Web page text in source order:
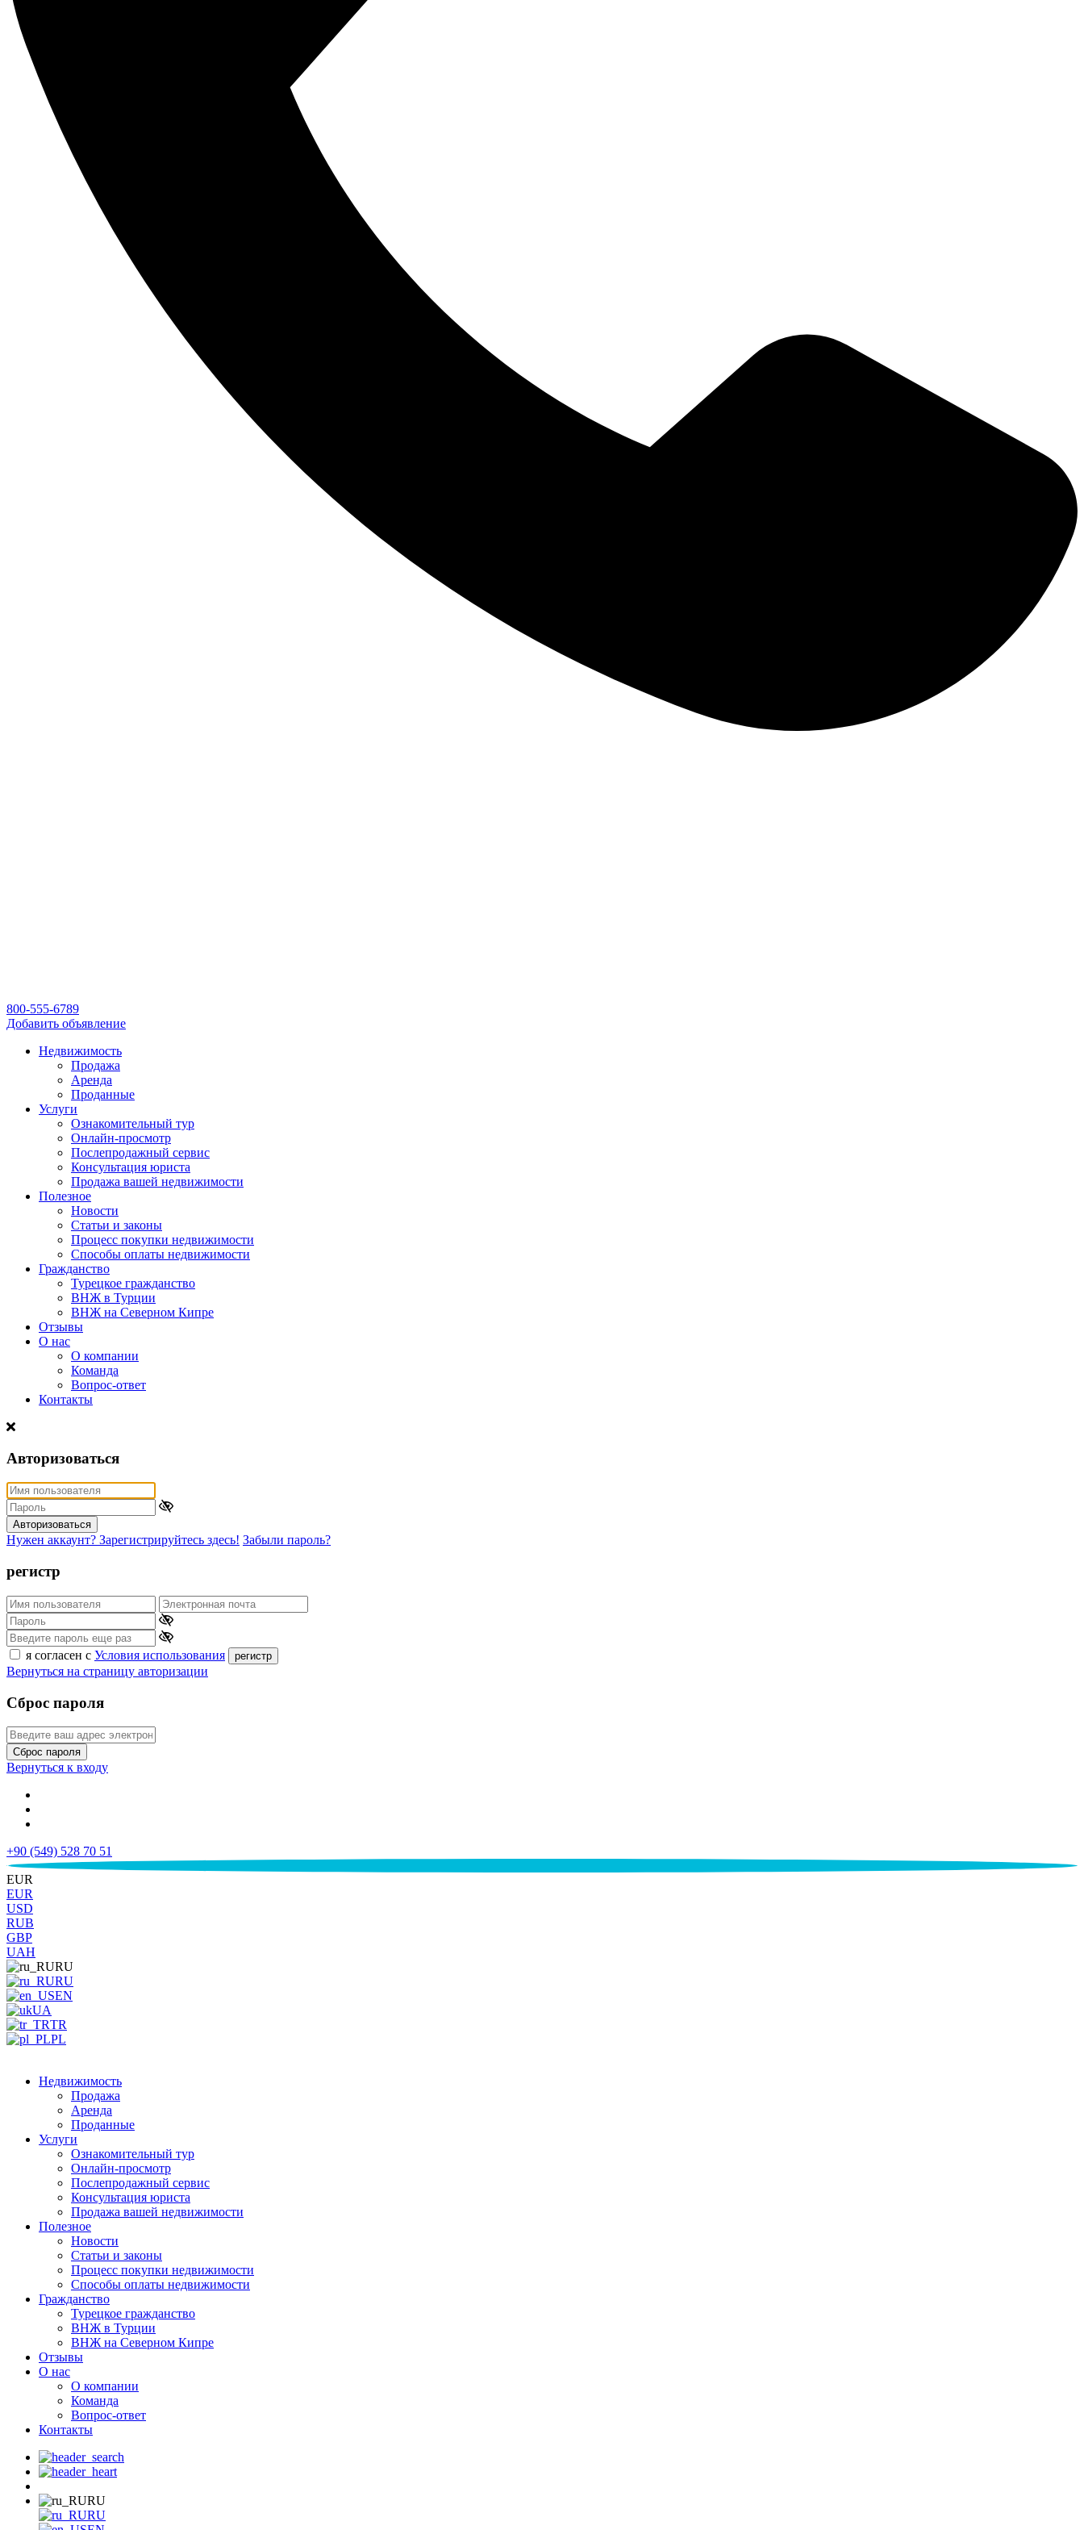
800-555-6789
Добавить объявление
Недвижимость
Продажа
Аренда
Проданные
Услуги
Ознакомительный тур
Онлайн-просмотр
Послепродажный сервис
Консультация юриста
Продажа вашей недвижимости
Полезное
Новости
Статьи и законы
Процесс покупки недвижимости
Способы оплаты недвижимости
Гражданство
Турецкое гражданство
ВНЖ в Турции
ВНЖ на Северном Кипре
Отзывы
О нас
О компании
Команда
Вопрос-ответ
Контакты
Авторизоваться
Авторизоваться
Нужен аккаунт? Зарегистрируйтесь здесь! Забыли пароль?
регистр
я согласен с Условия использования регистр
Вернуться на страницу авторизации
Сброс пароля
Сброс пароля
Вернуться к входу
+90 (549) 528 70 51
€
EUR
EUR
USD
RUB
GBP
UAH
RU
RU
EN
UA
TR
PL
Недвижимость
Продажа
Аренда
Проданные
Услуги
Ознакомительный тур
Онлайн-просмотр
Послепродажный сервис
Консультация юриста
Продажа вашей недвижимости
Полезное
Новости
Статьи и законы
Процесс покупки недвижимости
Способы оплаты недвижимости
Гражданство
Турецкое гражданство
ВНЖ в Турции
ВНЖ на Северном Кипре
Отзывы
О нас
О компании
Команда
Вопрос-ответ
Контакты
RU
RU